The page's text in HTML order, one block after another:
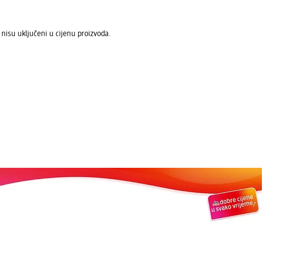
nisu uključeni u cijenu proizvoda.